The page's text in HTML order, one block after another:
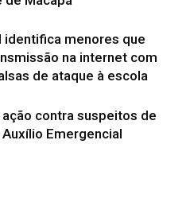
identifica menores que
na internet com
de ataque à escola
ação contra suspeitos de
Emergencial